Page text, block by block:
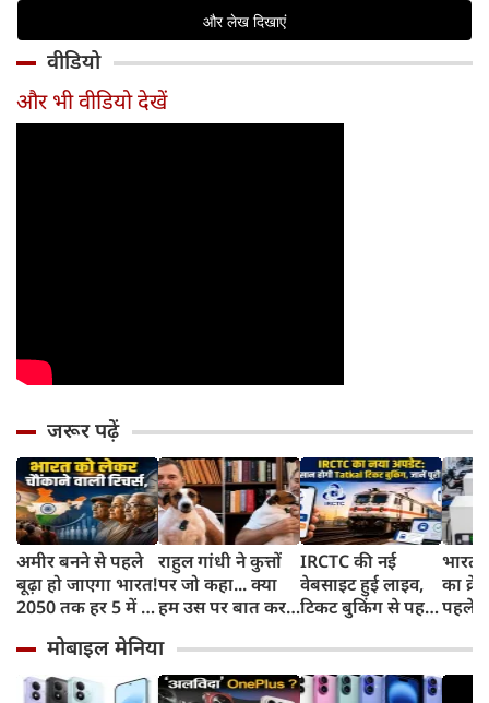
वीडियो
और भी वीडियो देखें
जरूर पढ़ें
अमीर बनने से पहले
बूढ़ा हो जाएगा भारत!
2050 तक हर 5 में 1
साल से ज्यादा उम्र का
राहुल गांधी ने कुत्तों
पर जो कहा... क्या
हम उस पर बात कर
IRCTC की नई
वेबसाइट हुई लाइव,
टिकट बुकिंग से पहले
काम, जानें पूरा
तरीका
भारत
का
पहले
और
मोबाइल मेनिया